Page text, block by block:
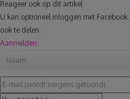
Reageer ook op dit artikel
U kan optioneel inloggen met
ook te delen.
Aanmelden